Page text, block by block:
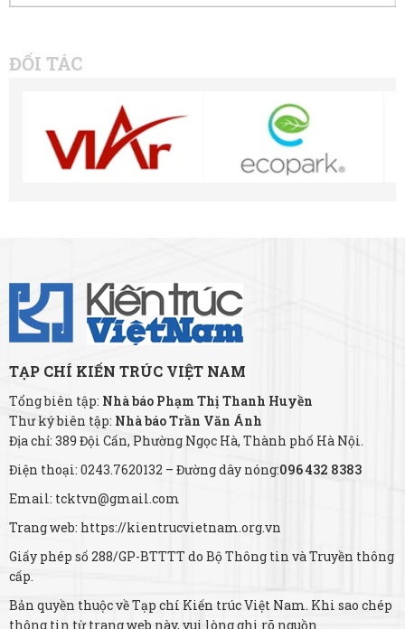
ĐỐI TÁC
TẠP CHÍ KIẾN TRÚC VIỆT NAM
Tổng biên tập: Nhà báo Phạm Thị Thanh Huyền
Thư ký biên tập: Nhà báo Trần Văn Ánh
Địa chỉ: 389 Đội Cấn, Phường Ngọc Hà, Thành phố Hà Nội.
Điện thoại: 0243.7620132 – Đường dây nóng:096 432 8383
Email: tcktvn@gmail.com
Trang web: https://kientrucvietnam.org.vn
Giấy phép số 288/GP-BTTTT do Bộ Thông tin và Truyền thông
cấp.
Bản quyền thuộc về Tạp chí Kiến trúc Việt Nam. Khi sao chép
thông tin từ trang web này, vui lòng ghi rõ nguồn